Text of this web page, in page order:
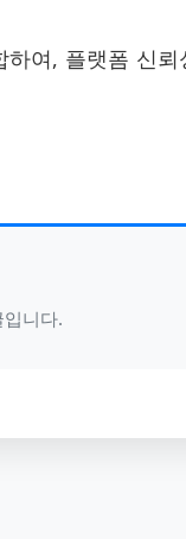
여, 플랫폼 신
니다.